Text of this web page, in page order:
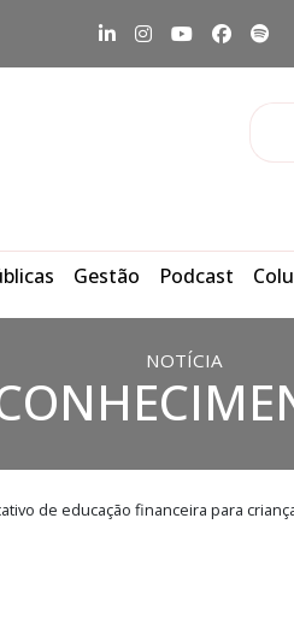
Gestão Podcast
NOTÍCIA
de educação financeira para